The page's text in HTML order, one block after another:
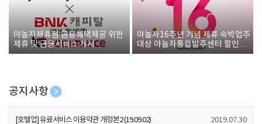
야놀자제휴점 금융혜택제공 위한
제휴 및 금융서비스 게시
야놀자16주년 기념 제휴 숙박업주
대상 야놀자통합발주센터 할인쿠
폰 증정
공지사항
[호텔업] 개인정보 처리방침 개정본1 (19.09.02)
[호텔업] 유료서비스 이용약관 개정본2 (19.09.02) 2019.07.30